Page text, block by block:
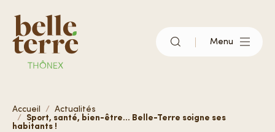
Menu
Accueil
Actualités
Sport, santé, bien-être… Belle-Terre soigne ses
habitants !